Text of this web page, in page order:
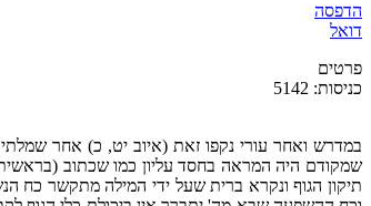
הדפסה
דואל
פרטים
כניסות: 5142
במדרש ואחר עורי נקפו זאת (איוב יט, כ) אחר
שמקודם היה המראה בחסד עליון כמו שכתוב
תיקון הגוף ונקרא ברית שעל ידי המילה מתקשר כח